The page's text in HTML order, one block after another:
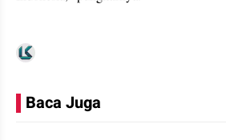
Baca Juga